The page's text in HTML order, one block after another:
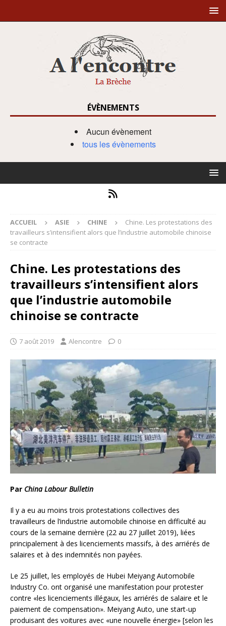
ÉVÈNEMENTS
Aucun évènement
tous les évènements
ACCUEIL ASIE CHINE
Chine. Les protestations des
travailleurs s’intensifient alors que l’industrie automobile chinoise
se contracte
Chine. Les protestations des
travailleurs s’intensifient alors
que l’industrie automobile
chinoise se contracte
7 août 2019 Alencontre 0
Par China Labour Bulletin
Il y a eu au moins trois protestations collectives des
travailleurs de l’industrie automobile chinoise en difficulté au
cours de la semaine dernière (22 au 27 juillet 2019), liées
principalement à des licenciements massifs, à des arriérés de
salaires et à des indemnités non payées.
Le 25 juillet, les employés de Hubei Meiyang Automobile
Industry Co. ont organisé une manifestation pour protester
contre «les licenciements illégaux, les arriérés de salaire et le
paiement de compensation». Meiyang Auto, une start-up
produisant des voitures avec «une nouvelle énergie» [selon les